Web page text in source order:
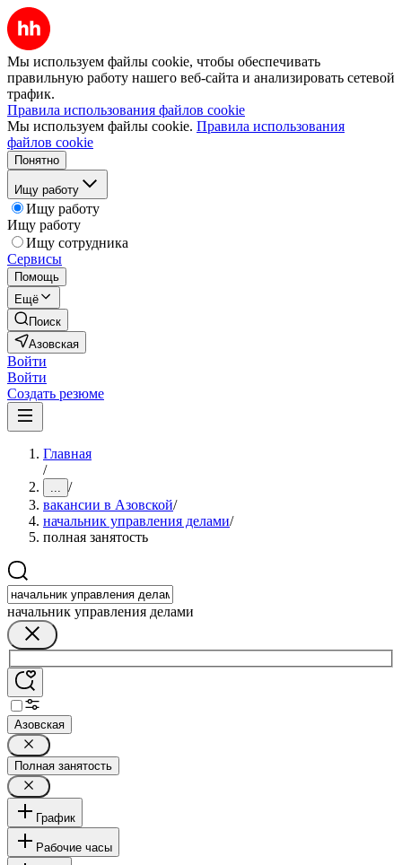
Мы используем файлы cookie, чтобы обеспечивать
правильную работу нашего веб-сайта и анализировать сетевой
трафик.
Правила использования файлов cookie
Мы используем файлы cookie. Правила использования
файлов cookie
Понятно
Ищу работу
Ищу работу
Ищу работу
Ищу сотрудника
Сервисы
Помощь
Ещё
Поиск
Азовская
Войти
Войти
Создать резюме
Главная
/
... /
вакансии в Азовской/
начальник управления делами/
полная занятость
начальник управления делами
Азовская
Полная занятость
График
Рабочие часы